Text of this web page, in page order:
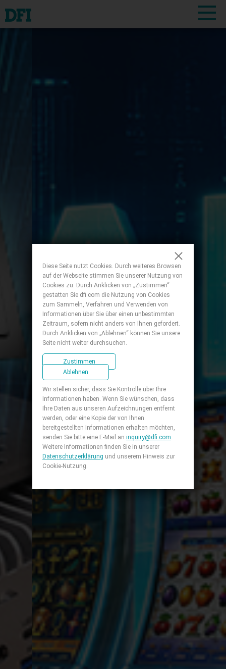
Diese Seite nutzt Cookies. Durch weiteres Browsen
auf der Webseite stimmen Sie unserer Nutzung von
Cookies zu. Durch Anklicken von „Zustimmen“
gestatten Sie dfi.com die Nutzung von Cookies
zum Sammeln, Verfahren und Verwenden von
Informationen über Sie über einen unbestimmten
Zeitraum, sofern nicht anders von Ihnen gefordert.
Durch Anklicken von „Ablehnen“ können Sie unsere
Seite nicht weiter durchsuchen.
Zustimmen
Ablehnen
Wir stellen sicher, dass Sie Kontrolle über Ihre
Informationen haben. Wenn Sie wünschen, dass
Ihre Daten aus unseren Aufzeichnungen entfernt
werden, oder eine Kopie der von Ihnen
bereitgestellten Informationen erhalten möchten,
senden Sie bitte eine E-Mail an inquiry@dfi.com
Weitere Informationen finden Sie in unserer
Datenschutzerklärung und unserem Hinweis zur
Cookie-Nutzung.